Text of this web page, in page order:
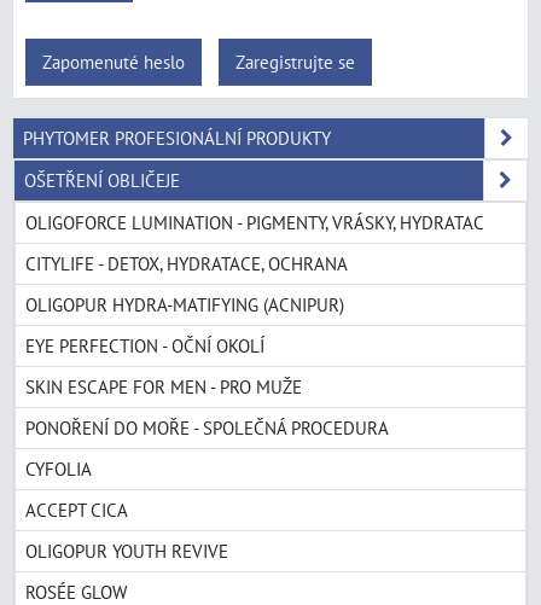
Zapomenuté heslo Zaregistrujte se
PHYTOMER PROFESIONÁLNÍ PRODUKTY
OŠETŘENÍ OBLIČEJE
OLIGOFORCE LUMINATION - PIGMENTY, VRÁSKY, HYDRATAC
CITYLIFE - DETOX, HYDRATACE, OCHRANA
OLIGOPUR HYDRA-MATIFYING (ACNIPUR)
EYE PERFECTION - OČNÍ OKOLÍ
SKIN ESCAPE FOR MEN - PRO MUŽE
PONOŘENÍ DO MOŘE - SPOLEČNÁ PROCEDURA
CYFOLIA
ACCEPT CICA
OLIGOPUR YOUTH REVIVE
ROSÉE GLOW